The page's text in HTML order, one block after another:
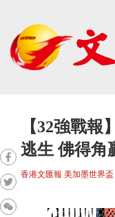
【32強戰
逃生 佛得角
香港文匯報 美加墨世界盃